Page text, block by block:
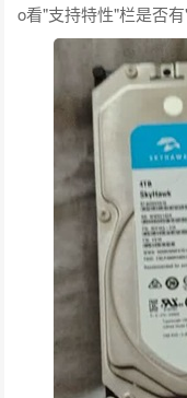
o看"支持特性"栏是否有